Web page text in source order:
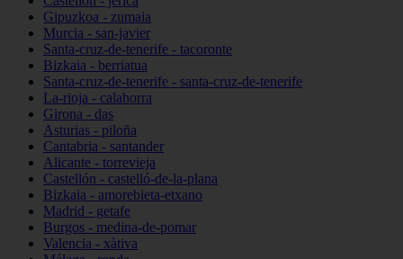
Gipuzkoa - zumaia
Murcia - san-javier
Santa-cruz-de-tenerife - tacoronte
Bizkaia - berriatua
Santa-cruz-de-tenerife - santa-cruz-de-tenerife
La-rioja - calahorra
Girona - das
Asturias - piloña
Cantabria - santander
Alicante - torrevieja
Castellón - castelló-de-la-plana
Bizkaia - amorebieta-etxano
Madrid - getafe
Burgos - medina-de-pomar
Valencia - xàtiva